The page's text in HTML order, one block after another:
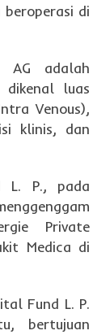
di
AG adalah
dikenal luas
Venous),
klinis, dan
L. P., pada
Private
Medica di
Fund L. P.
bertujuan